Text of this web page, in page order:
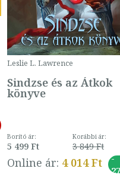
Leslie L. Lawrence
Sindzse és az Átkok
könyve
Borító ár:
5 499 Ft
Korábbi ár:
3 849 Ft
Online ár: 4 014 Ft
-